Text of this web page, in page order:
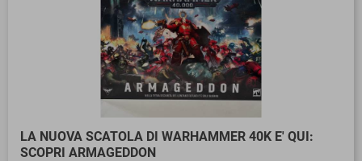
LA NUOVA SCATOLA DI WARHAMMER 40K E' QUI:
SCOPRI ARMAGEDDON